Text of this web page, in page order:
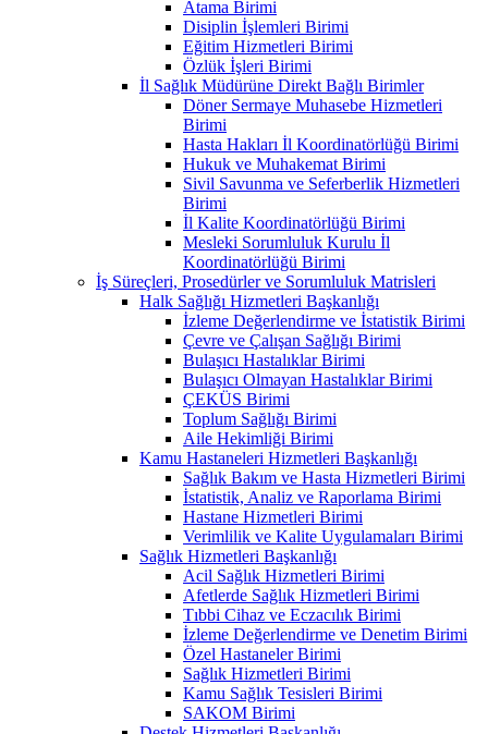
Atama Birimi
Disiplin İşlemleri Birimi
Eğitim Hizmetleri Birimi
Özlük İşleri Birimi
İl Sağlık Müdürüne Direkt Bağlı Birimler
Döner Sermaye Muhasebe Hizmetleri
Birimi
Hasta Hakları İl Koordinatörlüğü Birimi
Hukuk ve Muhakemat Birimi
Sivil Savunma ve Seferberlik Hizmetleri
Birimi
İl Kalite Koordinatörlüğü Birimi
Mesleki Sorumluluk Kurulu İl
Koordinatörlüğü Birimi
İş Süreçleri, Prosedürler ve Sorumluluk Matrisleri
Halk Sağlığı Hizmetleri Başkanlığı
İzleme Değerlendirme ve İstatistik Birimi
Çevre ve Çalışan Sağlığı Birimi
Bulaşıcı Hastalıklar Birimi
Bulaşıcı Olmayan Hastalıklar Birimi
ÇEKÜS Birimi
Toplum Sağlığı Birimi
Aile Hekimliği Birimi
Kamu Hastaneleri Hizmetleri Başkanlığı
Sağlık Bakım ve Hasta Hizmetleri Birimi
İstatistik, Analiz ve Raporlama Birimi
Hastane Hizmetleri Birimi
Verimlilik ve Kalite Uygulamaları Birimi
Sağlık Hizmetleri Başkanlığı
Acil Sağlık Hizmetleri Birimi
Afetlerde Sağlık Hizmetleri Birimi
Tıbbi Cihaz ve Eczacılık Birimi
İzleme Değerlendirme ve Denetim Birimi
Özel Hastaneler Birimi
Sağlık Hizmetleri Birimi
Kamu Sağlık Tesisleri Birimi
SAKOM Birimi